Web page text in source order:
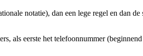
notatie), dan een lege regel en dan
als eerste het telefoonnummer